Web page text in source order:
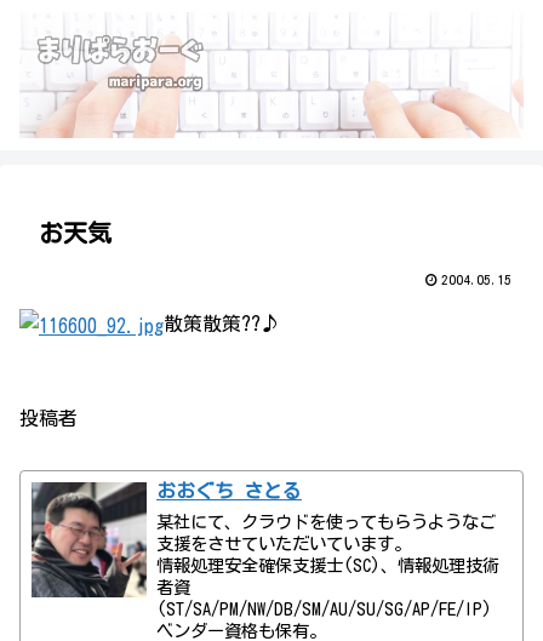
お天気
2004.05.15
散策散策??♪
投稿者
おおぐち さとる
某社にて、クラウドを使ってもらうようなご
支援をさせていただいています。
情報処理安全確保支援士(SC)、情報処理技術
者資
(ST/SA/PM/NW/DB/SM/AU/SU/SG/AP/FE/IP)
ベンダー資格も保有。